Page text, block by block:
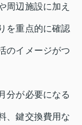
周辺施設に加え
を重点的に確認
のイメージがつ
分が必要になる
、鍵交換費用な